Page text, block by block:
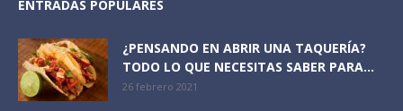
ENTRADAS POPULARES
¿PENSANDO EN ABRIR UNA TAQUERÍA?
TODO LO QUE NECESITAS SABER PARA...
26 febrero 2021